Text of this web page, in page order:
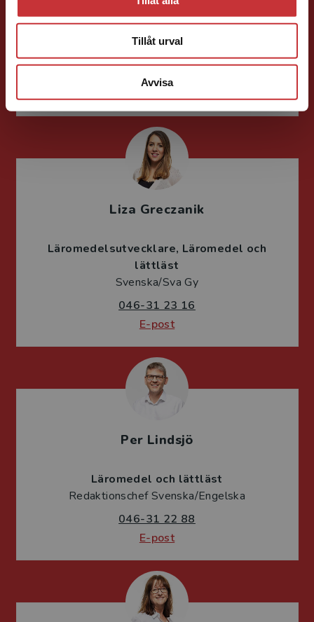
Tillåt urval
Avvisa
Läromedelsutvecklare Läromedel och
lättläst
046-31 21 51
Liza Greczanik
Läromedelsutvecklare Läromedel och
lättläst
Svenska/Sva Gy
046-31 23 16
E-post
Per Lindsjö
Läromedel och lättläst
Redaktionschef Svenska/Engelska
046-31 22 88
E-post